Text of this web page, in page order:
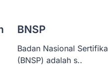
BNSP
Badan Nasional
(BNSP) adalah s..